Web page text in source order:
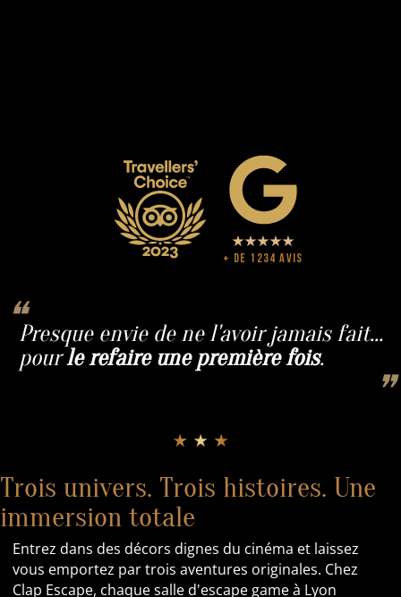
+ de 1234 avis
❝Presque envie de ne l'avoir jamais fait...
pourle refaire une première fois.
❞
★ ★ ★
Trois univers. Trois histoires. Une
immersion totale
Entrez dans des décors dignes du cinéma et laissez
vous emportez par trois aventures originales. Chez
Clap Escape, chaque salle d'escape game à Lyon